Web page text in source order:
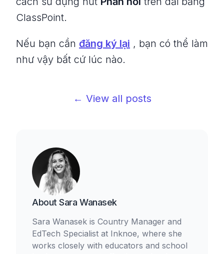
ClassPoint.
Nếu bạn cần đăng ký lại , bạn có thể làm
như vậy bất cứ lúc nào.
← View all posts
About Sara Wanasek
Sara Wanasek is Country Manager and
EdTech Specialist at Inknoe, where she
works closely with educators and school